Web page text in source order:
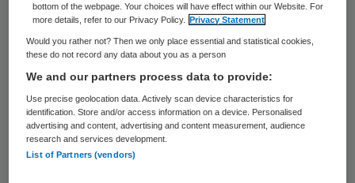
Korving.
De raad van toezicht (rvt) is binnen de
ouderenzorg verantwoordelijk voor de
controle op veiligheid. Daarop legt de
zorgbrede governancecode uit 2012 veel
nadruk. De kwaliteit van het toezicht is in
bottom of the webpage. Your choices will have effect within our Website. For
more details, refer to our Privacy Policy.
Privacy Statement
Would you rather not? Then we only place essential and statistical cookies,
these do not record any data about you as a person
We and our partners process data to provide:
Use precise geolocation data. Actively scan device characteristics for
identification. Store and/or access information on a device. Personalised
advertising and content, advertising and content measurement, audience
research and services development.
List of Partners (vendors)